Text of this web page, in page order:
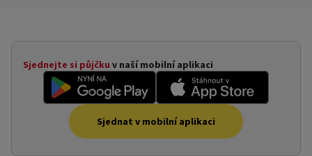
Sjednejte si půjčku v naší mobilní aplikaci
Sjednat v mobilní aplikaci